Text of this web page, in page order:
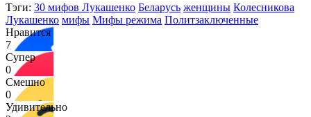
Тэги: 30 мифов Лукашенко Беларусь женщины Колесникова
Лукашенко мифы Мифы режима Политзаключенные
Нравится
7
Супер
0
Смешно
0
Удивительно